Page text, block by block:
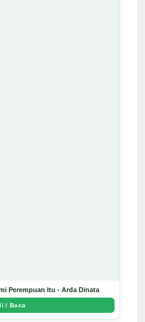
Perempuan Itu - Arda Dinata
/ Baca